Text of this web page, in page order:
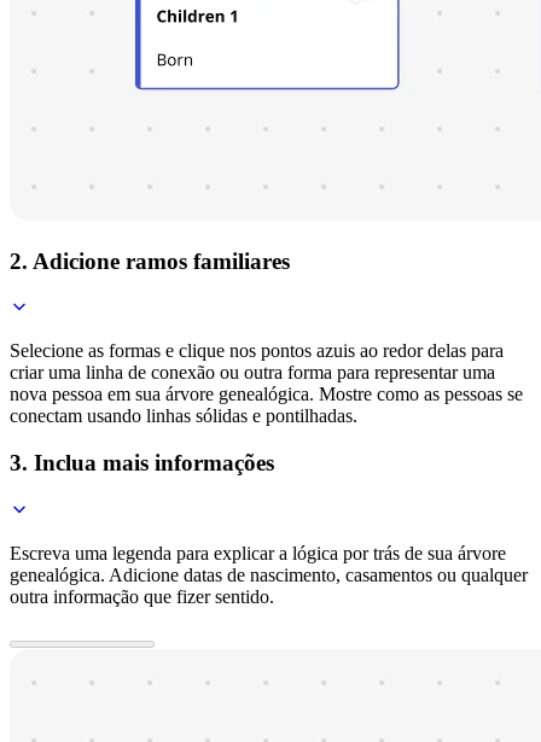
2. Adicione ramos familiares
Selecione as formas e clique nos pontos azuis ao redor delas para
criar uma linha de conexão ou outra forma para representar uma
nova pessoa em sua árvore genealógica. Mostre como as pessoas se
conectam usando linhas sólidas e pontilhadas.
3. Inclua mais informações
Escreva uma legenda para explicar a lógica por trás de sua árvore
genealógica. Adicione datas de nascimento, casamentos ou qualquer
outra informação que fizer sentido.